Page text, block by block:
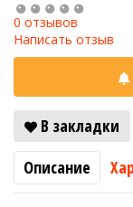
0 отзывов
Написать отзыв
В закладки
Описание